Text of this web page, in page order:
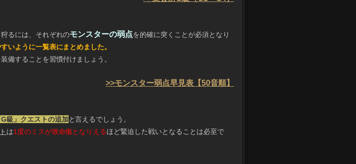
るには、それぞれのモンスターの弱点を的確に突くことが必須となり
いように一覧表にまとめました。
備することを習慣付けましょう。
>>モンスター弱点早見表【50音順】
G級」クエストの追加と言えるでしょう。
は1度のミスが致命傷となりえるほど緊迫した戦いとなることは必至で